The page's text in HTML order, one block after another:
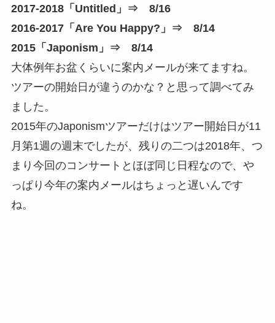
2017-2018「Untitled」⇒ 8/16
2016-2017「Are You Happy?」⇒ 8/14
2015「Japonism」⇒ 8/14
大体例年お盆くらいに案内メールが来てますね。
ツアーの開始日が違うのかな？と思って調べてみ
ました。
2015年のJaponismツアーだけはツアー開始日が11
月第1週の週末でしたが、残りの二つは2018年、つ
まり今回のコンサートとほぼ同じ日程なので、や
っぱり今年の案内メールはちょっと遅いんです
ね。